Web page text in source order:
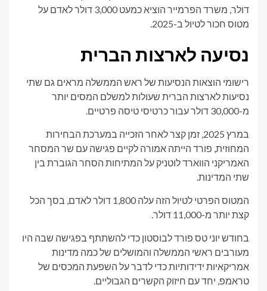
דולר, משרד הפרמייר הוציא כמעט 3,000 דולר לאדם על
מטוס חכור לטיול ב-2025.
נסיעה לארצות הברית
רישומי הוצאות הנסיעות של ראש הממשלה מראים גם שתי
נסיעות לארצות הברית שעולות למשלם המסים יותר
מ-30,000 דולר עבור כרטיסי טיסה פרטיים.
במרץ 2025, זמן קצר לאחר הזכייה במערכת הבחירות
המחוזית, פורד הייתה אמורה לקיים פגישה עם שר המסחר
האמריקני הווארד לוטניק על המתיחות הסחר הגוברת בין
שתי המדינות.
המטוס הפרטי לטיול הזה עלה 1,800 דולר לאדם, בסך הכל
קצת יותר מ-11,000 דולר.
בחודש יוני טס פורד לבוסטון כדי להשתתף בפגישה שבה היו
מעורבים ראשי הממשלה והמושלים של כמה מדינות
אמריקאיות ידידותיות כדי לדבר על השפעת המכסים של
טראמפ, יחד עם חיזוק הקשרים הגבוליים.